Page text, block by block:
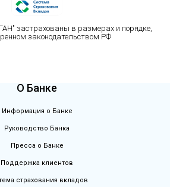
застрахованы в размерах и порядке,
законодательством РФ
О Банке
Информация о Банке
Руководство Банка
Пресса о Банке
Поддержка клиентов
страхования вкладов